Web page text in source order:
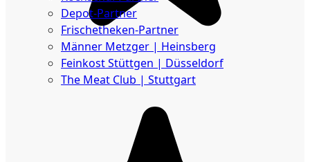
Depot-Partner
Frischetheken-Partner
Männer Metzger | Heinsberg
Feinkost Stüttgen | Düsseldorf
The Meat Club | Stuttgart